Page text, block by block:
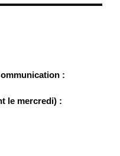
:
le mercredi) :